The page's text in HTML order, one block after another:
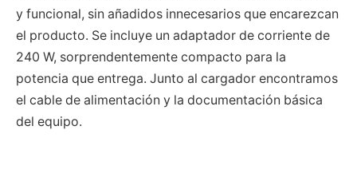
y funcional, sin añadidos innecesarios que encarezcan
el producto. Se incluye un adaptador de corriente de
240 W, sorprendentemente compacto para la
potencia que entrega. Junto al cargador encontramos
el cable de alimentación y la documentación básica
del equipo.